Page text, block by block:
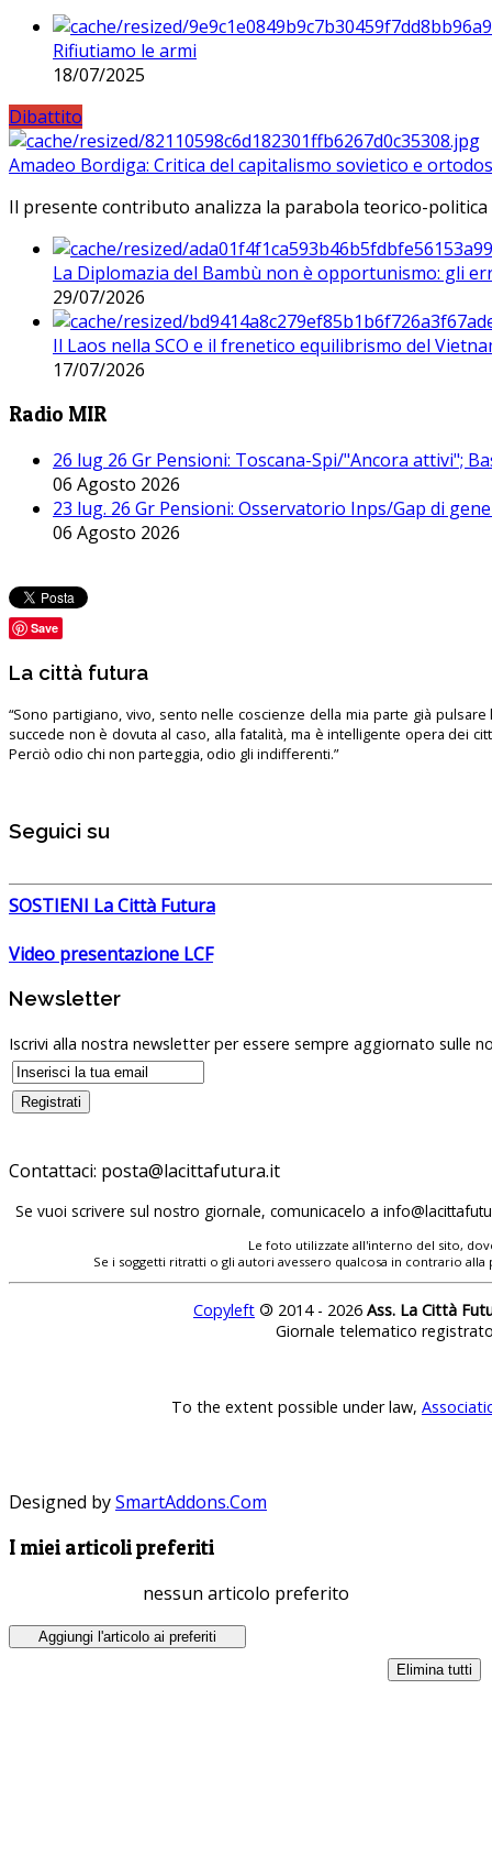
Rifiutiamo le armi
18/07/2025
Dibattito
Amadeo Bordiga: Critica del capitalismo sovietico e
Il presente contributo analizza la parabola teorico-
La Diplomazia del Bambù non è opportunismo: gli
29/07/2026
Il Laos nella SCO e il frenetico equilibrismo del
17/07/2026
Radio MIR
26 lug 26 Gr Pensioni: Toscana-Spi/"Ancora attivi";
06 Agosto 2026
23 lug. 26 Gr Pensioni: Osservatorio Inps/Gap di
06 Agosto 2026
Save
La città futura
“Sono partigiano, vivo, sento nelle coscienze della mia parte già pulsare
succede non è dovuta al caso, alla fatalità, ma è intelligente opera dei
Perciò odio chi non parteggia, odio gli indifferenti.”
Seguici su
SOSTIENI La Città Futura
Video presentazione LCF
Newsletter
Iscrivi alla nostra newsletter per essere sempre aggiornato sulle
Contattaci: posta@lacittafutura.it
Se vuoi scrivere sul nostro giornale, comunicacelo a
Le foto utilizzate all'interno del sito,
Se i soggetti ritratti o gli autori avessero qualcosa in contrario
Copyleft © 2014 - 2026 Ass. La Città
Giornale telematico
To the extent possible under law,
Designed bySmartAddons.Com
I miei articoli preferiti
nessun articolo preferito